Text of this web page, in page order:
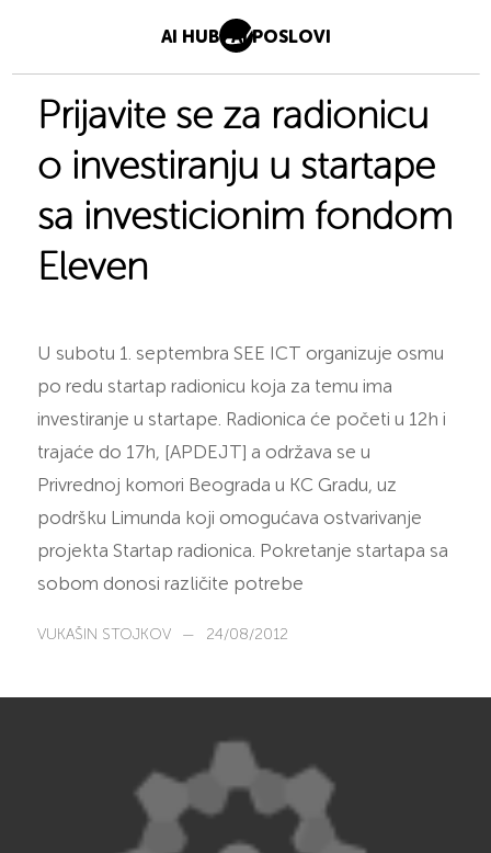
AI HUB AI POSLOVI
Prijavite se za radionicu
o investiranju u startape
sa investicionim fondom
Eleven
U subotu 1. septembra SEE ICT organizuje osmu
po redu startap radionicu koja za temu ima
investiranje u startape. Radionica će početi u 12h i
trajaće do 17h, [APDEJT] a održava se u
Privrednoj komori Beograda u KC Gradu, uz
podršku Limunda koji omogućava ostvarivanje
projekta Startap radionica. Pokretanje startapa sa
sobom donosi različite potrebe
VUKAŠIN STOJKOV — 24/08/2012